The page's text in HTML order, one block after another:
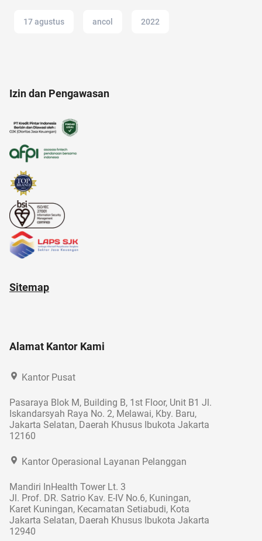
17 agustus ancol 2022
alergi musiman
12.12
Izin dan Pengawasan
Sitemap
Alamat Kantor Kami
Kantor Pusat
Pasaraya Blok M, Building B, 1st Floor, Unit B1 Jl.
Iskandarsyah Raya No. 2, Melawai, Kby. Baru,
Jakarta Selatan, Daerah Khusus Ibukota Jakarta
12160
Kantor Operasional Layanan Pelanggan
Mandiri InHealth Tower Lt. 3
Jl. Prof. DR. Satrio Kav. E-IV No.6, Kuningan,
Karet Kuningan, Kecamatan Setiabudi, Kota
Jakarta Selatan, Daerah Khusus Ibukota Jakarta
12940